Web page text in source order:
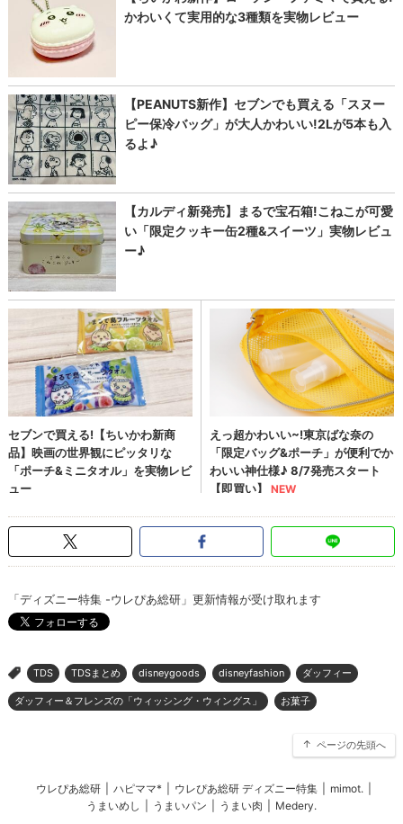
「ディズニー特集 -ウレぴあ総研」更新情報が受け取れます
> TDS TDSまとめ disneygoods disneyfashion ダッフィー
ダッフィー＆フレンズの「ウィッシング・ウィングス」 お菓子
ページの先頭へ
ウレぴあ総研 ハピママ* ウレぴあ総研 ディズニー特集 mimot.
うまいめし
うまいパン うまい肉 Medery.